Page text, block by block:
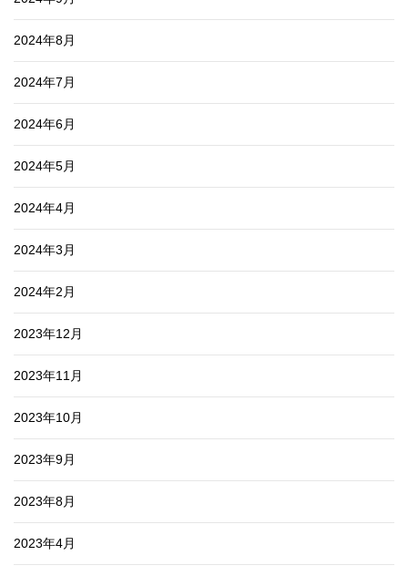
2024年8月
2024年7月
2024年6月
2024年5月
2024年4月
2024年3月
2024年2月
2023年12月
2023年11月
2023年10月
2023年9月
2023年8月
2023年4月